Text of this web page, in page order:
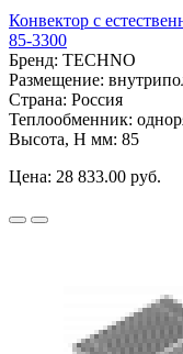
Конвектор с
85-3300
Бренд: TECHNO
Размещение:
Страна: Россия
Теплообменник:
Высота, H мм: 85
Цена: 28 833.00 руб.